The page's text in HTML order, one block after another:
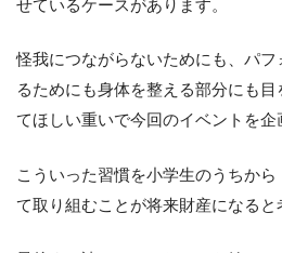
せているケースがあります。
怪我につながらないためにも、パ
るためにも身体を整える部分にも
てほしい重いで今回のイベントを企
こういった習慣を小学生のうちか
て取り組むことが将来財産になると